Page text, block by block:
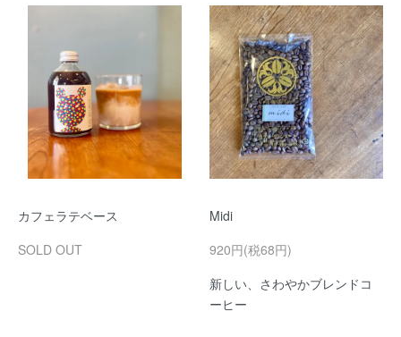
カフェラテベース
SOLD OUT
Midi
920円(税68円)
新しい、さわやかブレンドコ
ーヒー